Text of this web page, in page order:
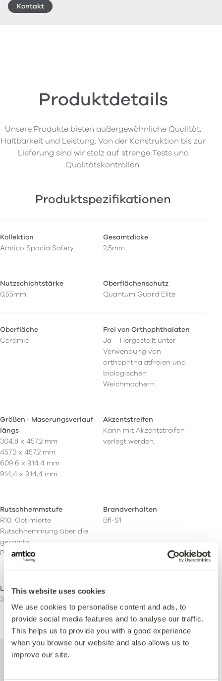
This website uses cookies
We use cookies to personalise content and ads, to
provide social media features and to analyse our traffic.
This helps us to provide you with a good experience
when you browse our website and also allows us to
improve our site.
Kontakt
Produktdetails
Unsere Produkte bieten außergewöhnliche Qualität,
Haltbarkeit und Leistung. Von der Konstruktion bis zur
Lieferung sind wir stolz auf strenge Tests und
Qualitätskontrollen.
Produktspezifikationen
Kollektion
Amtico Spacia Safety
Gesamtdicke
2,5mm
Nutzschichtstärke
0,55mm
Oberflächenschutz
Quantum Guard Elite
Oberfläche
Ceramic
Frei von Orthophthalaten
Ja – Hergestellt unter
Verwendung von
orthophthalatfreien und
biologischen
Weichmachern.
Größen - Maserungsverlauf
längs
304.8 x 457.2 mm
457.2 x 457.2 mm
609.6 x 914.4 mm
914,4 x 914,4 mm
Akzentstreifen
Kann mit Akzentstreifen
verlegt werden.
Rutschhemmstufe
R10. Optimierte
Rutschhemmung über die
gesamte
Produktlebensdauer.
Brandverhalten
Bfl-S1
LRV - Y-Wert
39
Einsatzbereich
Leichte kommerzielle
Schwere kommerzielle
Weitere technische Informationen zu
mit den technischen Spezifikationen, das